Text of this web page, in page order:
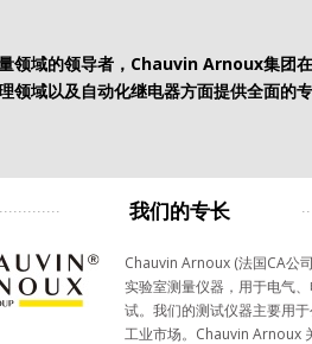
领域的领导者，Chauvin Arnoux集团
领域以及自动化继电器方面提供全面的
领域的领导者，Chauvin Arnoux集团
领域以及自动化继电器方面提供全面的
领域的领导者，Chauvin Arnoux集团
领域以及自动化继电器方面提供全面的
领域的领导者，Chauvin Arnoux集团
领域以及自动化继电器方面提供全面的
领域的领导者，Chauvin Arnoux集团
领域以及自动化继电器方面提供全面的
我们的专长
Chauvin Arnoux (法国CA公
实验室测量仪器，用于电气
试。我们的测试仪器主要用
工业市场。Chauvin Arnoux